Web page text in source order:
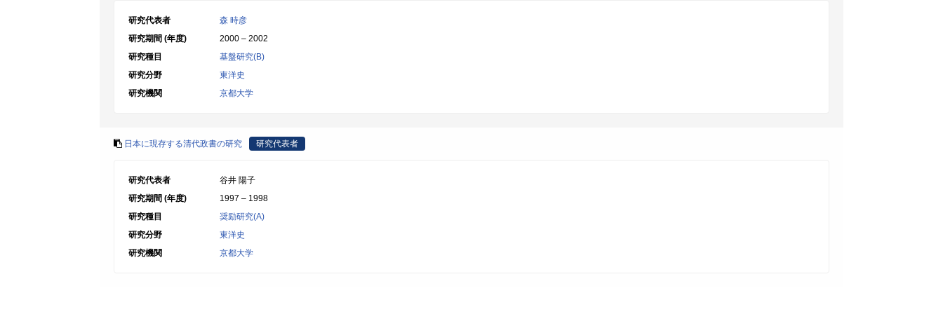
研究代表者
森 時彦
研究期間 (年度)
2000 – 2002
研究種目
基盤研究(B)
研究分野
東洋史
研究機関
京都大学
日本に現存する清代政書の研究 研究代表者
研究代表者
谷井 陽子
研究期間 (年度)
1997 – 1998
研究種目
奨励研究(A)
研究分野
東洋史
研究機関
京都大学